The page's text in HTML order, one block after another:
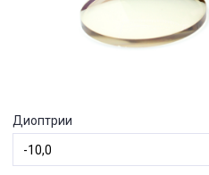
Диоптрии